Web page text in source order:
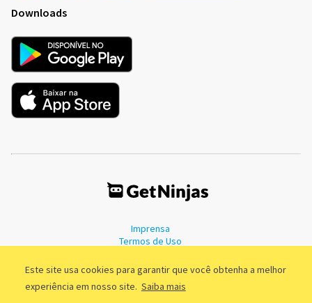
Este site usa cookies para garantir que você obtenha a melhor
experiência em nosso site. Saiba mais
Downloads
Imprensa
Termos de Uso